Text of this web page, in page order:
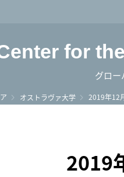
You,
for
グロー
オストラヴァ大学 2019年
2019